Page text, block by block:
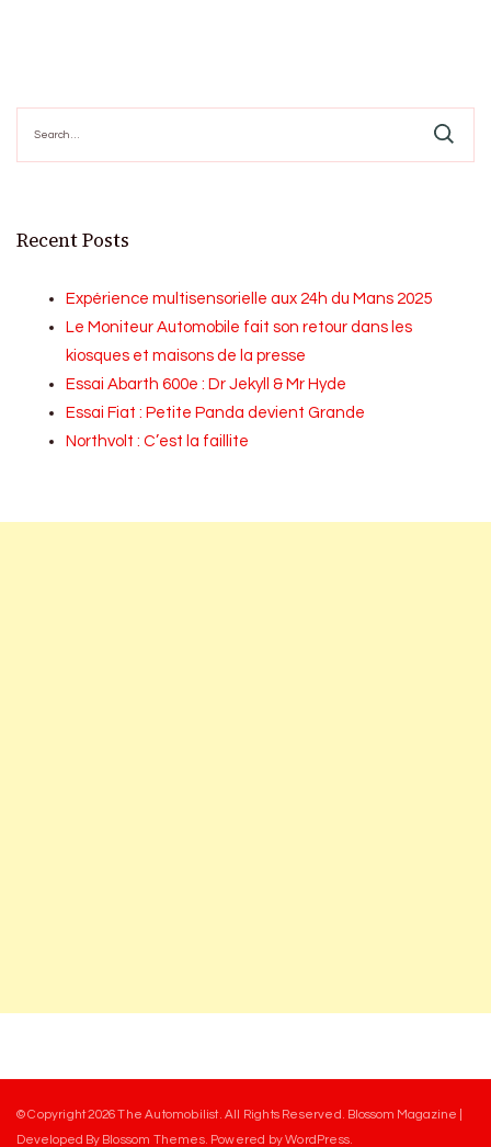
for:
Recent Posts
Expérience multisensorielle aux 24h du Mans 2025
Le Moniteur Automobile fait son retour dans les
kiosques et maisons de la presse
Essai Abarth 600e : Dr Jekyll & Mr Hyde
Essai Fiat : Petite Panda devient Grande
Northvolt : C’est la faillite
© Copyright 2026The Automobilist. All Rights Reserved. Blossom Magazine |
Developed By Blossom Themes. Powered byWordPress